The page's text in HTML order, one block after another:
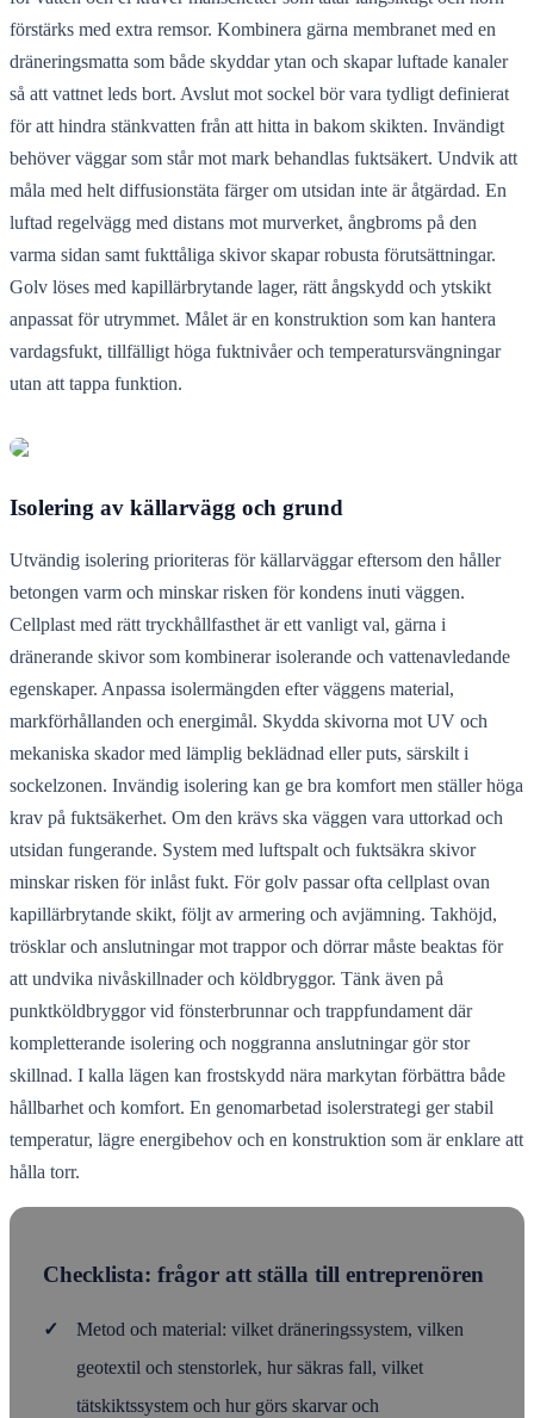
förstärks med extra remsor. Kombinera gärna membranet med en
dräneringsmatta som både skyddar ytan och skapar luftade kanaler
så att vattnet leds bort. Avslut mot sockel bör vara tydligt definierat
för att hindra stänkvatten från att hitta in bakom skikten. Invändigt
behöver väggar som står mot mark behandlas fuktsäkert. Undvik att
måla med helt diffusionstäta färger om utsidan inte är åtgärdad. En
luftad regelvägg med distans mot murverket, ångbroms på den
varma sidan samt fukttåliga skivor skapar robusta förutsättningar.
Golv löses med kapillärbrytande lager, rätt ångskydd och ytskikt
anpassat för utrymmet. Målet är en konstruktion som kan hantera
vardagsfukt, tillfälligt höga fuktnivåer och temperatursvängningar
utan att tappa funktion.
Isolering av källarvägg och grund
Utvändig isolering prioriteras för källarväggar eftersom den håller
betongen varm och minskar risken för kondens inuti väggen.
Cellplast med rätt tryckhållfasthet är ett vanligt val, gärna i
dränerande skivor som kombinerar isolerande och vattenavledande
egenskaper. Anpassa isolermängden efter väggens material,
markförhållanden och energimål. Skydda skivorna mot UV och
mekaniska skador med lämplig beklädnad eller puts, särskilt i
sockelzonen. Invändig isolering kan ge bra komfort men ställer höga
krav på fuktsäkerhet. Om den krävs ska väggen vara uttorkad och
utsidan fungerande. System med luftspalt och fuktsäkra skivor
minskar risken för inlåst fukt. För golv passar ofta cellplast ovan
kapillärbrytande skikt, följt av armering och avjämning. Takhöjd,
trösklar och anslutningar mot trappor och dörrar måste beaktas för
att undvika nivåskillnader och köldbryggor. Tänk även på
punktköldbryggor vid fönsterbrunnar och trappfundament där
kompletterande isolering och noggranna anslutningar gör stor
skillnad. I kalla lägen kan frostskydd nära markytan förbättra både
hållbarhet och komfort. En genomarbetad isolerstrategi ger stabil
temperatur, lägre energibehov och en konstruktion som är enklare att
hålla torr.
Checklista: frågor att ställa till entreprenören
✓
Metod och material: vilket dräneringssystem, vilken
geotextil och stenstorlek, hur säkras fall, vilket
tätskiktssystem och hur görs skarvar och